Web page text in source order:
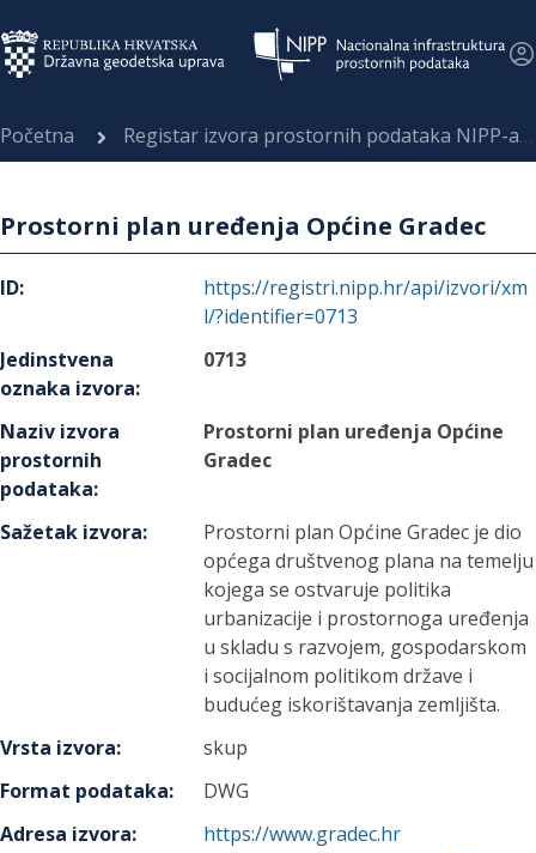
Početna Registar izvora prostornih podataka NIPP-a
Prostorni plan uređenja Općine Gradec
ID:
https://registri.nipp.hr/api/izvori/xm
l/?identifier=0713
Jedinstvena
oznaka izvora:
0713
Naziv izvora
prostornih
podataka:
Prostorni plan uređenja Općine
Gradec
Sažetak izvora:
Prostorni plan Općine Gradec je dio
općega društvenog plana na temelju
kojega se ostvaruje politika
urbanizacije i prostornoga uređenja
u skladu s razvojem, gospodarskom
i socijalnom politikom države i
budućeg iskorištavanja zemljišta.
Vrsta izvora:
skup
Format podataka:
DWG
Adresa izvora:
https://www.gradec.hr